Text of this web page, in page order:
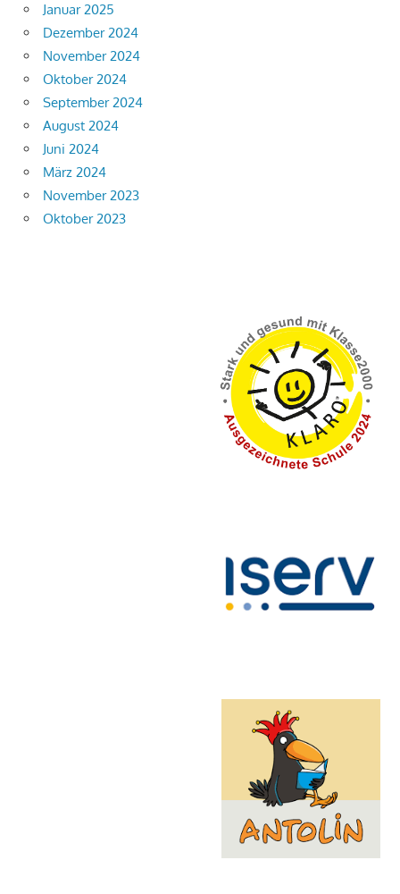
Januar 2025
Dezember 2024
November 2024
Oktober 2024
September 2024
August 2024
Juni 2024
März 2024
November 2023
Oktober 2023